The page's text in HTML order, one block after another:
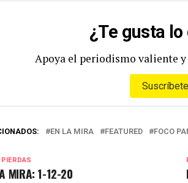
¿Te gusta
Apoya el periodismo valiente y
EN LA MIRA FEATURED FOCO
PIERDAS
MIRA: 1-12-20